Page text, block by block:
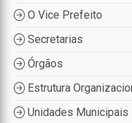
O Vice Prefeito
Secretarias
Órgãos
Estrutura
Unidades Municipais